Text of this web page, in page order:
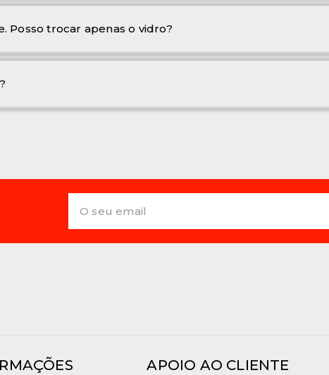
Posso trocar apenas o vidro?
APOIO AO CLIENTE